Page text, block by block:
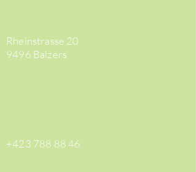
Rheinstrasse 20
9496 Balzers
+423 788 88 46